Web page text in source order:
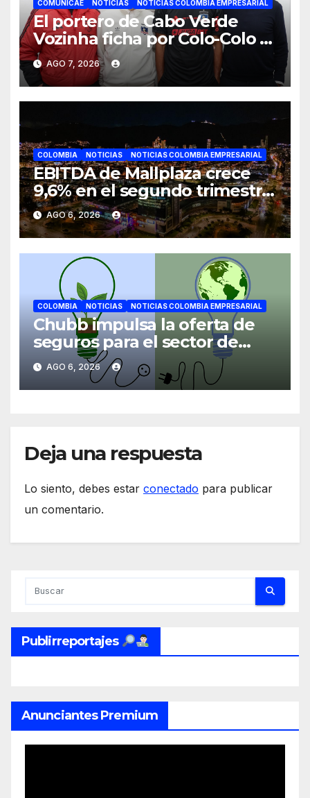
COMUNICAE NOTICIAS NOTICIAS COLOMBIA EMPRESARIAL
El portero de Cabo Verde
Vozinha ficha por Colo-Colo y
JETOUR respalda su nueva
etapa
AGO 7, 2026
COLOMBIA NOTICIAS NOTICIAS COLOMBIA EMPRESARIAL
EBITDA de Mallplaza crece
9,6% en el segundo trimestre
mientras avanza en su plan
de crecimiento en Colombia
AGO 6, 2026
COLOMBIA NOTICIAS NOTICIAS COLOMBIA EMPRESARIAL
Chubb impulsa la oferta de
seguros para el sector de
energías renovables en
América Latina
AGO 6, 2026
Deja una respuesta
Lo siento, debes estar conectado para publicar
un comentario.
Publirreportajes
Anunciantes Premium